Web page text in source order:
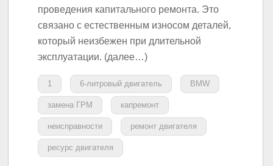
проведения капитального ремонта. Это
связано с естественным износом деталей,
который неизбежен при длительной
эксплуатации. (далее…)
1 6-литровый двигатель BMW
замена ГРМ капремонт
неисправности ремонт двигателя
ресурс двигателя